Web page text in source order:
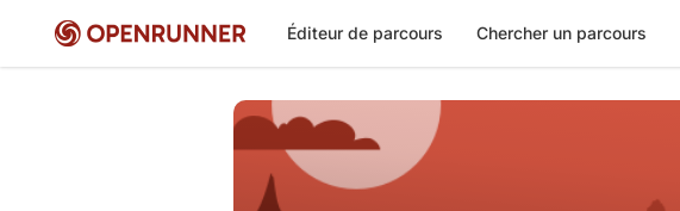
Éditeur de parcours Chercher un parcours